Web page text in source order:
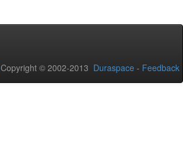
Copyright © 2002-2013 Duraspace - Feedback